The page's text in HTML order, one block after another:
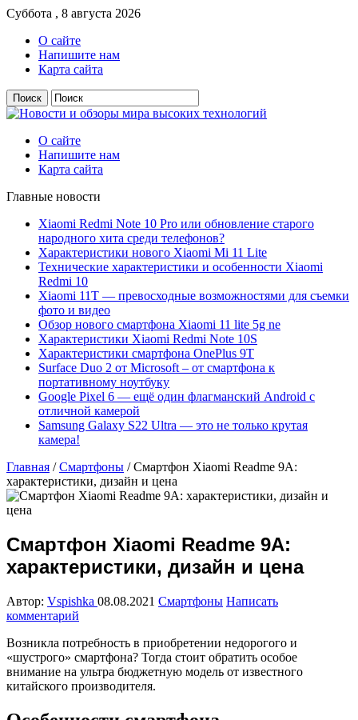
Суббота , 8 августа 2026
О сайте
Напишите нам
Карта сайта
О сайте
Напишите нам
Карта сайта
Главные новости
Xiaomi Redmi Note 10 Pro или обновление старого
народного хита среди телефонов?
Характеристики нового Xiaomi Mi 11 Lite
Технические характеристики и особенности Xiaomi
Redmi 10
Xiaomi 11T — превосходные возможностями для съемки
фото и видео
Обзор нового смартфона Xiaomi 11 lite 5g ne
Характеристики Xiaomi Redmi Note 10S
Характеристики смартфона OnePlus 9T
Surface Duo 2 от Microsoft – от смартфона к
портативному ноутбуку
Google Pixel 6 — ещё один флагманский Android с
отличной камерой
Samsung Galaxy S22 Ultra — это не только крутая
камера!
Главная /Смартфоны /Cмартфон Xiaomi Readme 9A:
характеристики, дизайн и цена
Cмартфон Xiaomi Readme 9A:
характеристики, дизайн и цена
Автор: Vspishka 08.08.2021 Смартфоны Написать
комментарий
Возникла потребность в приобретении недорогого и
«шустрого» смартфона? Тогда стоит обратить особое
внимание на ультра бюджетную модель от известного
китайского производителя.